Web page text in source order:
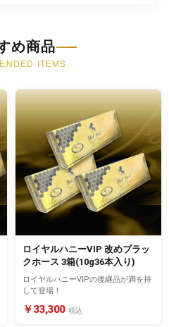
め商品
ITEMS
ロイヤルハニーVIP 改めブラッ
クホース 3箱(10g36本入り)
ロイヤルハニーVIPの後継品が満を持
して登場！
￥33,300 税込